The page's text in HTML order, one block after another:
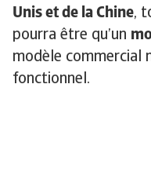
Unis et de la Chine,
pourra être qu’un
modèle commercial
fonctionnel.